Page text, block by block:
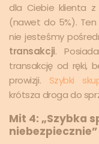
dla Ciebie klienta
(nawet do 5%).
nie jesteśmy
transakcji.
transakcję od ręki,
prowizji. Szybki
krótsza droga do
Mit 4: „Szybka
niebezpiecznie”